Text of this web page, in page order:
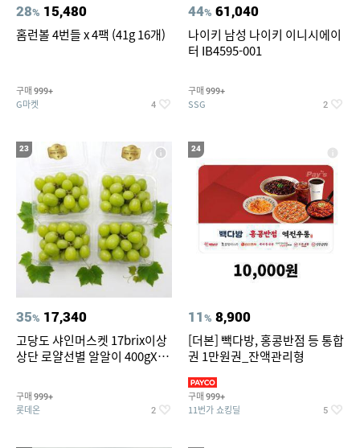
28% 15,480
홈런볼 4번들 x 4팩 (41g 16개)
구매 999+
G마켓 4
44% 61,040
나이키 남성 나이키 이니시에이
터 IB4595-001
구매 999+
SSG 2
23
35% 17,340
고당도 샤인머스켓 17brix이상
상단 로얄선별 알알이 400gX4
구매 999+
롯데온 2
24
11% 8,900
[더본] 빽다방, 홍콩반점 등 통합
권 1만원권_잔액관리형
구매 999+
11번가 쇼킹딜 5